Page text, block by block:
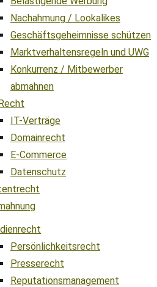
Nachahmung / Lookalikes
Geschäftsgeheimnisse schützen
Marktverhaltensregeln und UWG
Konkurrenz / Mitbewerber
abmahnen
IT-Verträge
Domainrecht
E-Commerce
Datenschutz
Persönlichkeitsrecht
Presserecht
Reputationsmanagement